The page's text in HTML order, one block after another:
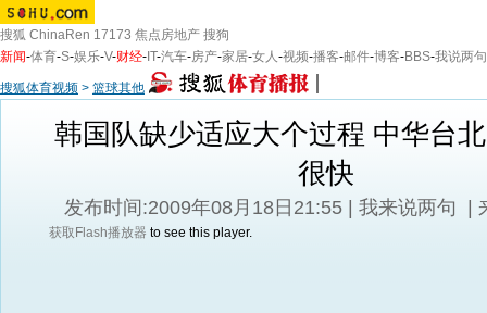
搜狐 ChinaRen 17173 焦点房地产 搜狗
新闻-体育-S-娱乐-V-财经- IT-汽车-房产-家居-女人-视频-播客-邮件-博客-BBS-我说两句
搜狐体育视频 > 篮球其他
韩国队缺少适应大个过程 中华台
很快
发布时间:2009年08月18日21:55 | 我来说两句 |
获取Flash播放器 to see this player.